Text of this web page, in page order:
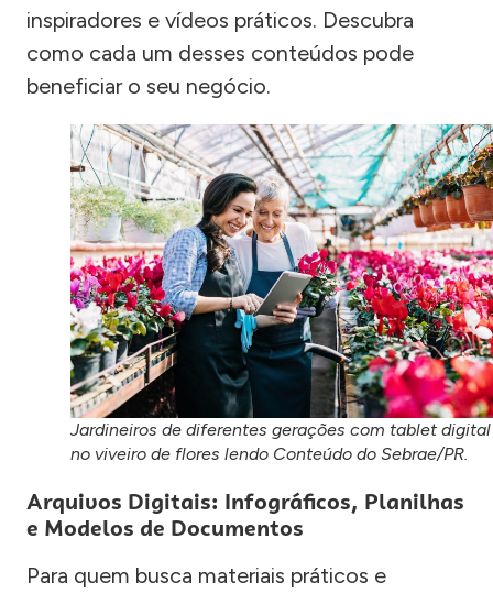
inspiradores e vídeos práticos. Descubra
como cada um desses conteúdos pode
beneficiar o seu negócio.
Jardineiros de diferentes gerações com tablet digital
no viveiro de flores lendo Conteúdo do Sebrae/PR.
Arquivos Digitais: Infográficos, Planilhas
e Modelos de Documentos
Para quem busca materiais práticos e